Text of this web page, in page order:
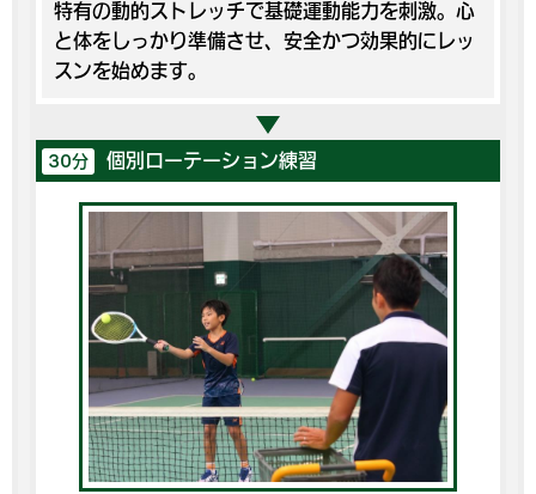
特有の動的ストレッチで基礎運動能力を刺激。心
と体をしっかり準備させ、安全かつ効果的にレッ
スンを始めます。
30分 個別ローテーション練習